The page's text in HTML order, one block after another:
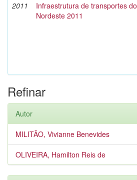
2011
Infraestrutura de transportes do
Nordeste 2011
Refinar
Autor
MILITÃO, Vivianne Benevides
OLIVEIRA, Hamilton Reis de